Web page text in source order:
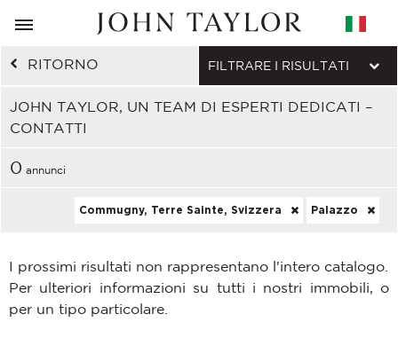
RITORNO
JOHN TAYLOR, UN TEAM DI ESPERTI DEDICATI –
CONTATTI
FILTRARE I RISULTATI
0 annunci
Commugny, Terre Sainte, Svizzera Palazzo
I prossimi risultati non rappresentano l'intero catalogo.
Per ulteriori informazioni su tutti i nostri immobili, o
per un tipo particolare.